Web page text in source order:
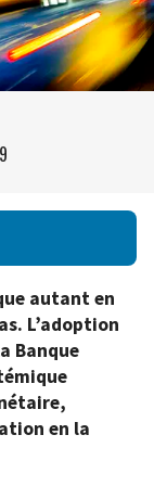
autant en
L’adoption
Banque
en la